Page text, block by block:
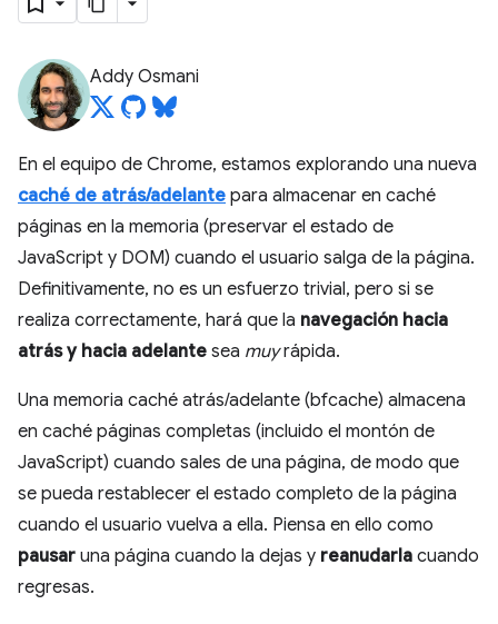
Addy Osmani
En el equipo de Chrome, estamos explorando una nueva
caché de atrás/adelante para almacenar en caché
páginas en la memoria (preservar el estado de
JavaScript y DOM) cuando el usuario salga de la página.
Definitivamente, no es un esfuerzo trivial, pero si se
realiza correctamente, hará que la navegación hacia
atrás y hacia adelante sea muyrápida.
Una memoria caché atrás/adelante (bfcache) almacena
en caché páginas completas (incluido el montón de
JavaScript) cuando sales de una página, de modo que
se pueda restablecer el estado completo de la página
cuando el usuario vuelva a ella. Piensa en ello como
pausar una página cuando la dejas y reanudarla cuando
regresas.